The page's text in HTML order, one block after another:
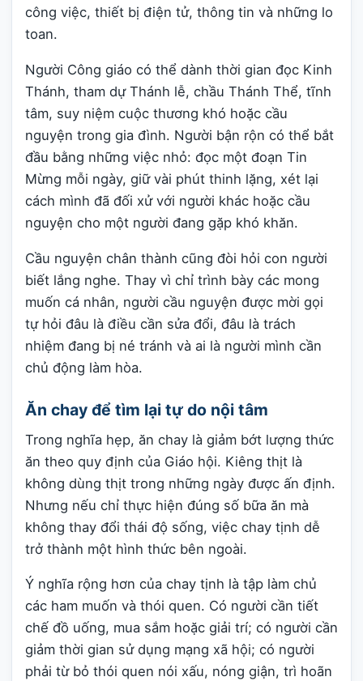
công việc, thiết bị điện tử, thông tin và những lo
toan.
Người Công giáo có thể dành thời gian đọc Kinh
Thánh, tham dự Thánh lễ, chầu Thánh Thể, tĩnh
tâm, suy niệm cuộc thương khó hoặc cầu
nguyện trong gia đình. Người bận rộn có thể bắt
đầu bằng những việc nhỏ: đọc một đoạn Tin
Mừng mỗi ngày, giữ vài phút thinh lặng, xét lại
cách mình đã đối xử với người khác hoặc cầu
nguyện cho một người đang gặp khó khăn.
Cầu nguyện chân thành cũng đòi hỏi con người
biết lắng nghe. Thay vì chỉ trình bày các mong
muốn cá nhân, người cầu nguyện được mời gọi
tự hỏi đâu là điều cần sửa đổi, đâu là trách
nhiệm đang bị né tránh và ai là người mình cần
chủ động làm hòa.
Ăn chay để tìm lại tự do nội tâm
Trong nghĩa hẹp, ăn chay là giảm bớt lượng thức
ăn theo quy định của Giáo hội. Kiêng thịt là
không dùng thịt trong những ngày được ấn định.
Nhưng nếu chỉ thực hiện đúng số bữa ăn mà
không thay đổi thái độ sống, việc chay tịnh dễ
trở thành một hình thức bên ngoài.
Ý nghĩa rộng hơn của chay tịnh là tập làm chủ
các ham muốn và thói quen. Có người cần tiết
chế đồ uống, mua sắm hoặc giải trí; có người cần
giảm thời gian sử dụng mạng xã hội; có người
phải từ bỏ thói quen nói xấu, nóng giận, trì hoãn